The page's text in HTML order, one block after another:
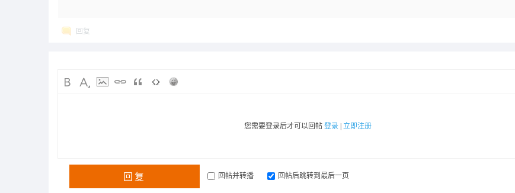
回复
您需要登录后才可以回帖 登录 立即注册
回复 回帖并转播 回帖后跳转到最后一页